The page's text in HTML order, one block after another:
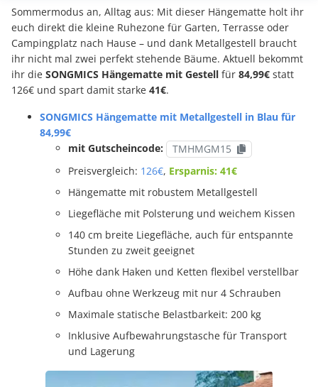
Sommermodus an, Alltag aus: Mit dieser Hängematte holt ihr
euch direkt die kleine Ruhezone für Garten, Terrasse oder
Campingplatz nach Hause – und dank Metallgestell braucht
ihr nicht mal zwei perfekt stehende Bäume. Aktuell bekommt
ihr die SONGMICS Hängematte mit Gestell für 84,99€ statt
126€ und spart damit starke 41€.
SONGMICS Hängematte mit Metallgestell in Blau für
84,99€
mit Gutscheincode:
TMHMGM15
Preisvergleich: 126€, Ersparnis: 41€
Hängematte mit robustem Metallgestell
Liegefläche mit Polsterung und weichem Kissen
140 cm breite Liegefläche, auch für entspannte
Stunden zu zweit geeignet
Höhe dank Haken und Ketten flexibel verstellbar
Aufbau ohne Werkzeug mit nur 4 Schrauben
Maximale statische Belastbarkeit: 200 kg
Inklusive Aufbewahrungstasche für Transport
und Lagerung